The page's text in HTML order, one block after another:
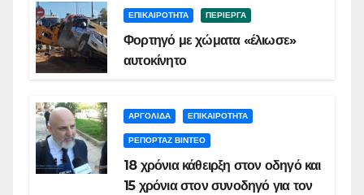
ΕΠΙΚΑΙΡΟΤΗΤΑ ΠΕΡΙΕΡΓΑ
Φορτηγό με χώματα «έλιωσε»
αυτοκίνητο
ΑΡΓΟΛΙΔΑ ΕΠΙΚΑΙΡΟΤΗΤΑ
ΡΕΠΟΡΤΑΖ ΒΙΝΤΕΟ
18 χρόνια κάθειρξη στον οδηγό και
15 χρόνια στον συνοδηγό για τον